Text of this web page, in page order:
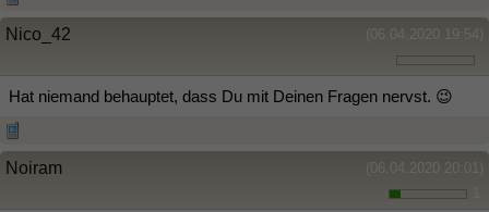
(06.04.2020 19:54)
Nico_42
Hat niemand behauptet, dass Du mit Deinen Fragen nervst. 😉
(06.04.2020 20:01)
Noiram